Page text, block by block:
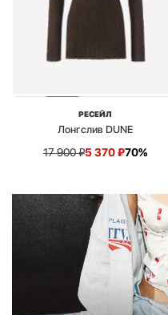
РЕСЕЙЛ
Лонгслив DUNE
17 900₽5 370₽70%